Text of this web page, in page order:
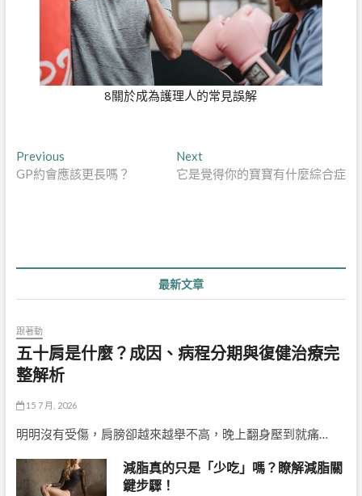
8關於成為護理人的常見誤解
文
章
PreviousPrevious
post:
GP約會應該更長嗎？
NextNext
post:
它是覺得你的寶寶有什麼綜合症
最新文章
跟著動
五十肩是什麼？成因、病程分期與復健治療完
整解析
15 7 月, 2026
明明沒有受傷，肩膀卻越來越舉不高，晚上翻身壓到就痛…
減脂真的只是「少吃」嗎？瞭解減脂關
鍵步驟！